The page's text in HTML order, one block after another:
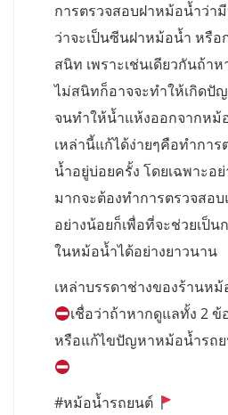
การตรวจสอบฝาหม้อน้ำว่า
ว่าจะเป็นซีนฝาหม้อน้ำ หรื
สนิท เพราะเช่นเดียวกันถ้า
ไม่สนิทก็อาจจะทำให้เกิดปั
จนทำให้น้ำแห้งออกจากห
เหล่านี้แก้ได้ง่ายๆคือทำกา
น้ำอยู่บ่อยครั้ง โดยเฉพาะอ
มากจะต้องทำการตรวจสอ
อย่างน้อยก็เพื่อที่จะช่วยเป็น
ในหม้อน้ำได้อย่างยาวนาน
เหล่าบรรดาช่างของร้านห
เชื่อว่าถ้าหากดูแลทั้ง 2
หรือแก้ไขปัญหาหม้อน้ำรถ
#หม้อน้ำรถยนต์